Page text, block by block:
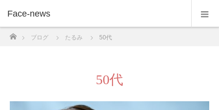
Face-news
ブログ たるみ 50代
50代